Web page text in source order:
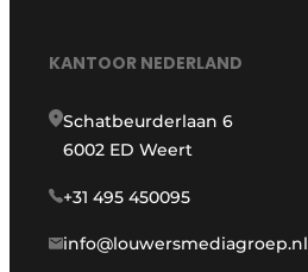
KANTOOR NEDERLAND
Schatbeurderlaan 6
6002 ED Weert
+31 495 450095
info@louwersmediagroep.nl